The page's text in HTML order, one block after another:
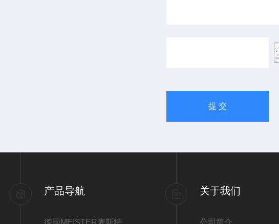
产品导航
德国MEISTER麦斯特
关于我们
公司简介